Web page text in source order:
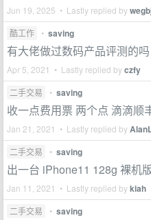
Jun 19, 2025 • Lastly replied by
酷工作 • saving
有大佬做过数码产品评测的
Apr 5, 2021 • Lastly replied byczfy
二手交易 • saving
收一点费用票 两个点 滴滴顺
Jan 21, 2021 • Lastly replied by
二手交易 • saving
出一台 iPhone11 128g 裸机
Jan 11, 2021 • Lastly replied bykiah
二手交易 • saving